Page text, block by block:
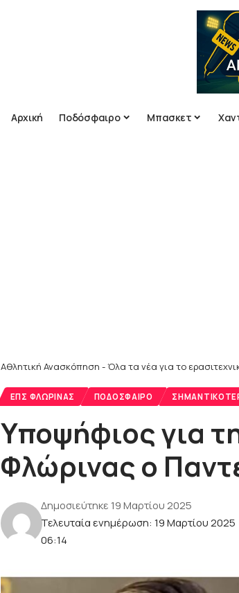
Αρχική Ποδόσφαιρο Μπασκετ
Αθλητική Ανασκόπηση - Όλα τα νέα για το
ΕΠΣ ΦΛΏΡΙΝΑΣ ΠΟΔΌΣΦΑΙΡΟ
Υποψήφιος για
Φλώρινας ο
Τελευταία ενημέρωση: 19 Μαρτίου 2025
06:14
Δημοσιεύτηκε 19 Μαρτίου 2025